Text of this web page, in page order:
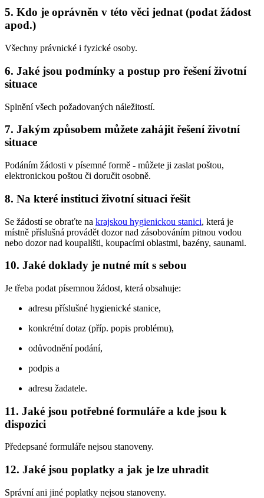
5. Kdo je oprávněn v této věci jednat (podat žádost
apod.)
Všechny právnické i fyzické osoby.
6. Jaké jsou podmínky a postup pro řešení životní
situace
Splnění všech požadovaných náležitostí.
7. Jakým způsobem můžete zahájit řešení životní
situace
Podáním žádosti v písemné formě - můžete ji zaslat poštou,
elektronickou poštou či doručit osobně.
8. Na které instituci životní situaci řešit
Se žádostí se obraťte na krajskou hygienickou stanici, která je
místně příslušná provádět dozor nad zásobováním pitnou vodou
nebo dozor nad koupališti, koupacími oblastmi, bazény, saunami.
10. Jaké doklady je nutné mít s sebou
Je třeba podat písemnou žádost, která obsahuje:
adresu příslušné hygienické stanice,
konkrétní dotaz (příp. popis problému),
odůvodnění podání,
podpis a
adresu žadatele.
11. Jaké jsou potřebné formuláře a kde jsou k
dispozici
Předepsané formuláře nejsou stanoveny.
12. Jaké jsou poplatky a jak je lze uhradit
Správní ani jiné poplatky nejsou stanoveny.